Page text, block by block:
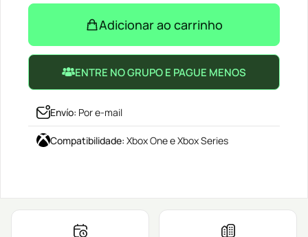
Adicionar ao carrinho
ENTRE NO GRUPO E PAGUE MENOS
Envío: Por e-mail
Compatibilidade: Xbox One e Xbox Series